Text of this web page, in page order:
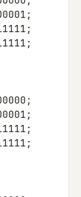
;
;
;
;
;
;
;